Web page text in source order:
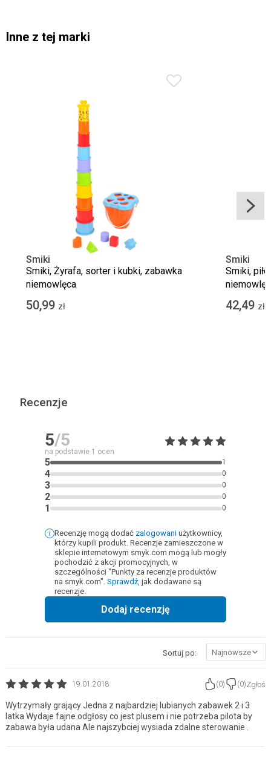
Inne z tej marki
Smiki
Smiki, Żyrafa, sorter i kubki, zabawka
niemowlęca
50,99 zł
Smiki
Smiki,
42,49 zł
Recenzje
5/5
na podstawie 1 ocen
5 1
4 0
3 0
2 0
1 0
Recenzję mogą dodać zalogowani użytkownicy,
którzy kupili produkt. Recenzje zamieszczone w
sklepie internetowym smyk.com mogą lub mogły
pochodzić z akcji promocyjnych, w
szczególności "Punkty za recenzje produktów
na smyk.com". Sprawdź, jak dodawane są
recenzje.
Dodaj recenzję
Sortuj po: Najnowsze
19.01.2018 (0) (0)Zgłoś
Wytrzymały grający Jedna z najbardziej lubianych zabawek 2 i 3
latka Wydaje fajne odgłosy co jest plusem i nie potrzeba pilota by
zabawa była udana Ale najszybciej wysiada zdalne sterowanie .